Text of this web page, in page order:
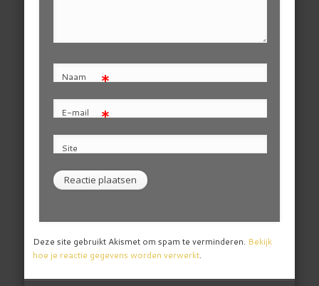
Naam *
E-mail *
Site
Deze site gebruikt Akismet om spam te verminderen. Bekijk
hoe je reactie gegevens worden verwerkt.